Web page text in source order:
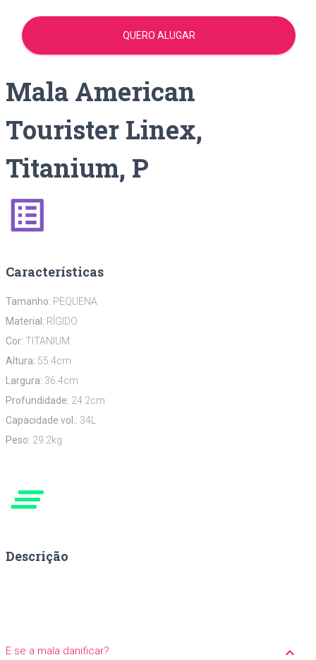
QUERO ALUGAR
Mala American
Tourister Linex,
Titanium, P
list_alt
Características
Tamanho: PEQUENA
Material: RÍGIDO
Cor: TITANIUM
Altura: 55.4cm
Largura: 36.4cm
Profundidade: 24.2cm
Capacidade vol.: 34L
Peso: 29.2kg
clear_all
Descrição
E se a mala danificar? keyboard_arrow_down